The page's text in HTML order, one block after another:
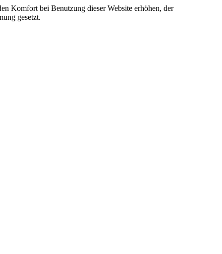
Komfort bei Benutzung dieser Website erhöhen, der
gesetzt.